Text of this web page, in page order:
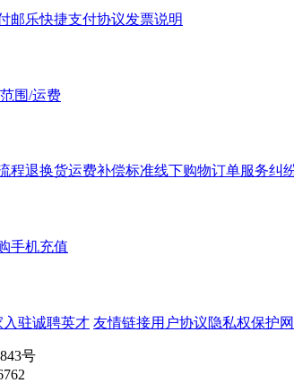
邮乐快捷支付协议发票说明
围/运费
程退换货运费补偿标准线下购物订单服务纠
手机充值
入驻诚聘英才 友情链接用户协议隐私权保护
号